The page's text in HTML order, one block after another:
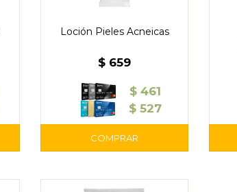
Loción Pieles Acneicas
$ 659
$ 461
$ 527